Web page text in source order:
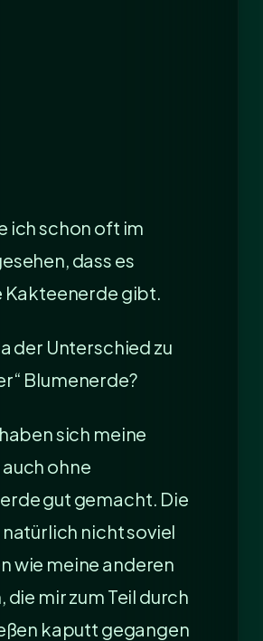
ich schon oft im
dass es
Kakteenerde gibt.
der Unterschied zu
Blumenerde?
sich meine
ohne
gut gemacht. Die
nicht soviel
wie meine anderen
die mir zum Teil durch
kaputt gegangen